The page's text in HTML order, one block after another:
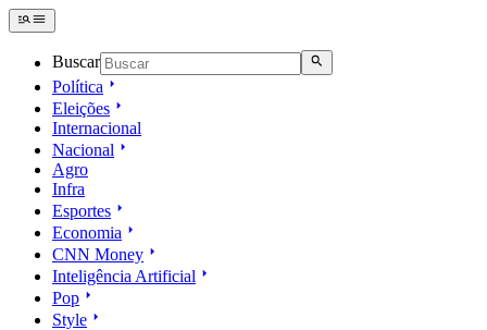
Buscar
Política
Eleições
Internacional
Nacional
Agro
Infra
Esportes
Economia
CNN Money
Inteligência Artificial
Pop
Style